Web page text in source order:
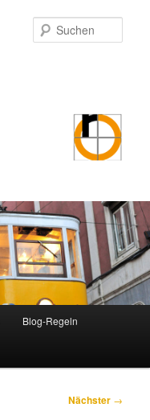
Blog-Regeln
Nächster →